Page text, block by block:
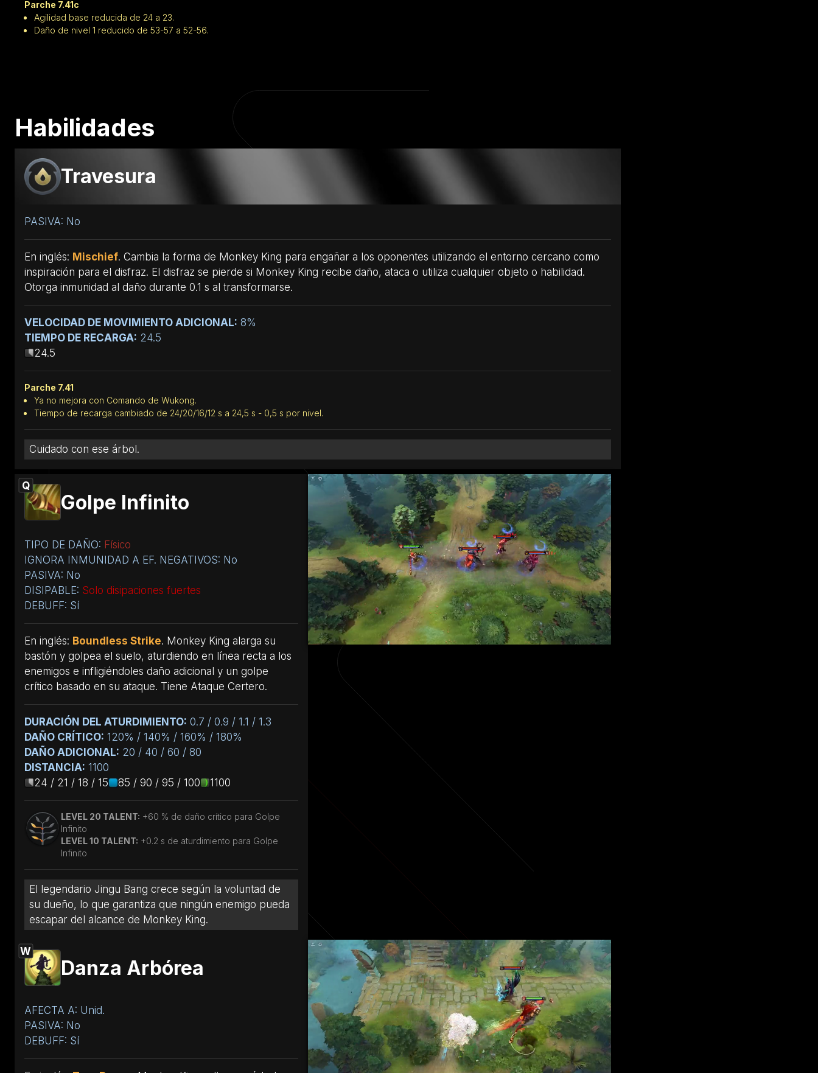
Parche 7.41c
Agilidad base reducida de 24 a 23.
Daño de nivel 1 reducido de 53-57 a 52-56.
Habilidades
Travesura
PASIVA: No
En inglés: Mischief. Cambia la forma de Monkey King para engañar a los oponentes utilizando el entorno cercano como
inspiración para el disfraz. El disfraz se pierde si Monkey King recibe daño, ataca o utiliza cualquier objeto o habilidad.
Otorga inmunidad al daño durante 0.1 s al transformarse.
VELOCIDAD DE MOVIMIENTO ADICIONAL: 8%
TIEMPO DE RECARGA: 24.5
24.5
Parche 7.41
Ya no mejora con Comando de Wukong.
Tiempo de recarga cambiado de 24/20/16/12 s a 24,5 s - 0,5 s por nivel.
Cuidado con ese árbol.
Q
Golpe Infinito
TIPO DE DAÑO: Físico
IGNORA INMUNIDAD A EF. NEGATIVOS: No
PASIVA: No
DISIPABLE: Solo disipaciones fuertes
DEBUFF: Sí
En inglés: Boundless Strike. Monkey King alarga su
bastón y golpea el suelo, aturdiendo en línea recta a los
enemigos e infligiéndoles daño adicional y un golpe
crítico basado en su ataque. Tiene Ataque Certero.
DURACIÓN DEL ATURDIMIENTO: 0.7 / 0.9 / 1.1 / 1.3
DAÑO CRÍTICO: 120% / 140% / 160% / 180%
DAÑO ADICIONAL: 20 / 40 / 60 / 80
DISTANCIA: 1100
24 / 21 / 18 / 15
85 / 90 / 95 / 100 1100
LEVEL 20 TALENT: +60 % de daño crítico para Golpe
Infinito
LEVEL 10 TALENT: +0.2 s de aturdimiento para Golpe
Infinito
El legendario Jingu Bang crece según la voluntad de
su dueño, lo que garantiza que ningún enemigo pueda
escapar del alcance de Monkey King.
W
Danza Arbórea
AFECTA A: Unid.
PASIVA: No
DEBUFF: Sí